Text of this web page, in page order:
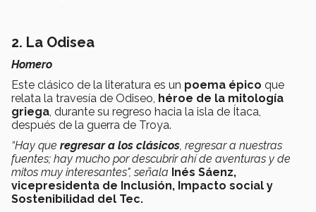
2. La Odisea
Homero
Este clásico de la literatura es un poema épico que
relata la travesía de Odiseo, héroe de la mitología
griega, durante su regreso hacia la isla de Ítaca,
después de la guerra de Troya.
“Hay que regresar a los clásicos, regresar a nuestras
fuentes; hay mucho por descubrir ahí de aventuras y de
mitos muy interesantes", señala Inés Sáenz,
vicepresidenta de Inclusión, Impacto social y
Sostenibilidad del Tec.